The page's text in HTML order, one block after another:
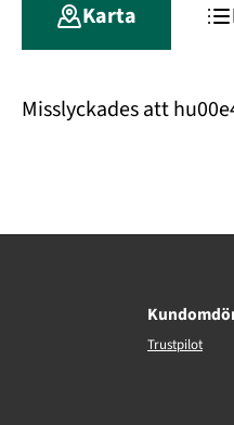
Karta
Misslyckades att
Trustpilot